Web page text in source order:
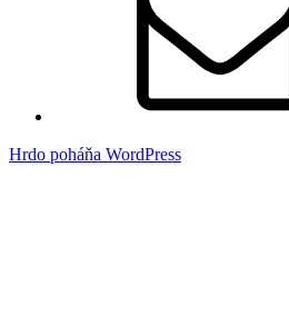
Hrdo poháňa WordPress